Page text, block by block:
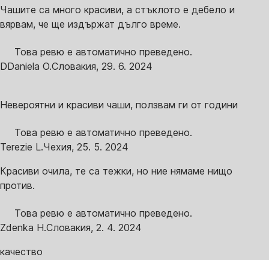
Чашите са много красиви, а стъклото е дебело и
вярвам, че ще издържат дълго време.
Това ревю е автоматично преведено.
DDaniela O.Словакия, 29. 6. 2024
Невероятни и красиви чаши, ползвам ги от години
Това ревю е автоматично преведено.
Terezie L.Чехия, 25. 5. 2024
Красиви очила, те са тежки, но ние нямаме нищо
против.
Това ревю е автоматично преведено.
Zdenka H.Словакия, 2. 4. 2024
качество